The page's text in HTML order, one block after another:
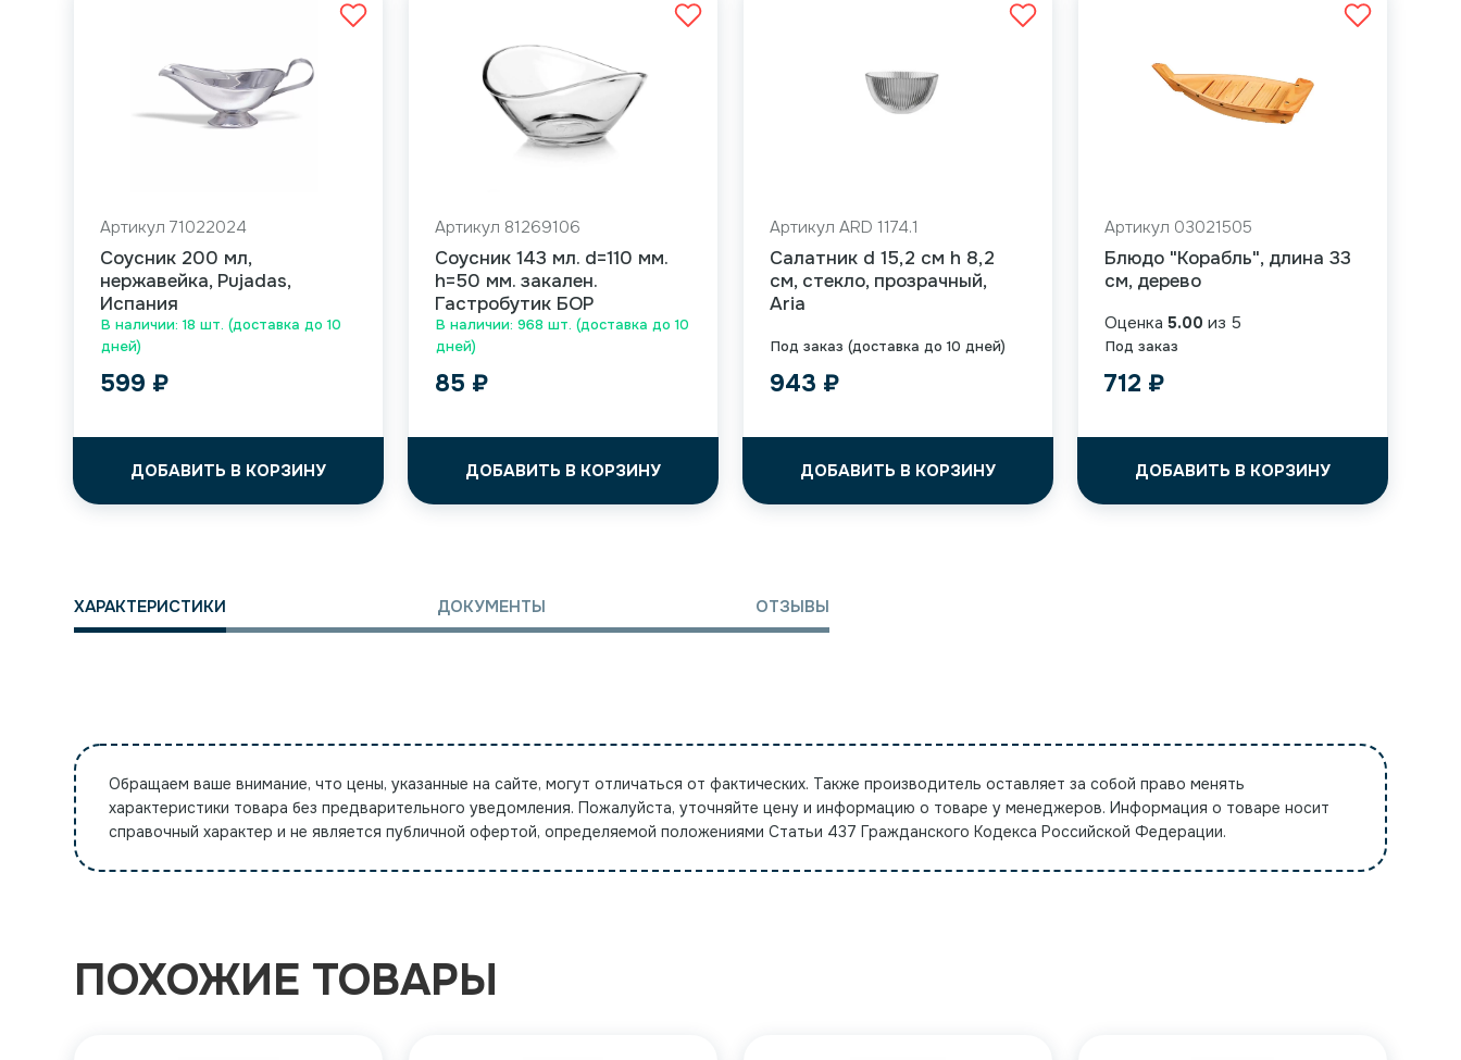
В наличии: 18 шт. (доставка до 10
дней)
Артикул 71022024
Соусник 200 мл,
нержавейка, Pujadas,
Испания
599 ₽
ДОБАВИТЬ В КОРЗИНУ
В наличии: 968 шт. (доставка до 10
дней)
Артикул 81269106
Соусник 143 мл. d=110 мм.
h=50 мм. закален.
Гастробутик БОР
85 ₽
ДОБАВИТЬ В КОРЗИНУ
Под заказ (доставка до 10 дней)
Артикул ARD 1174.1
Салатник d 15,2 см h 8,2
см, стекло, прозрачный,
Aria
943 ₽
ДОБАВИТЬ В КОРЗИНУ
Под заказ
Артикул 03021505
Блюдо "Корабль", длина 33
см, дерево
Оценка 5.00 из 5
712 ₽
ДОБАВИТЬ В КОРЗИНУ
ХАРАКТЕРИСТИКИ ДОКУМЕНТЫ ОТЗЫВЫ
Обращаем ваше внимание, что цены, указанные на сайте, могут отличаться от фактических. Также производитель оставляет за собой право менять
характеристики товара без предварительного уведомления. Пожалуйста, уточняйте цену и информацию о товаре у менеджеров. Информация о товаре носит
справочный характер и не является публичной офертой, определяемой положениями Статьи 437 Гражданского Кодекса Российской Федерации.
ПОХОЖИЕ ТОВАРЫ